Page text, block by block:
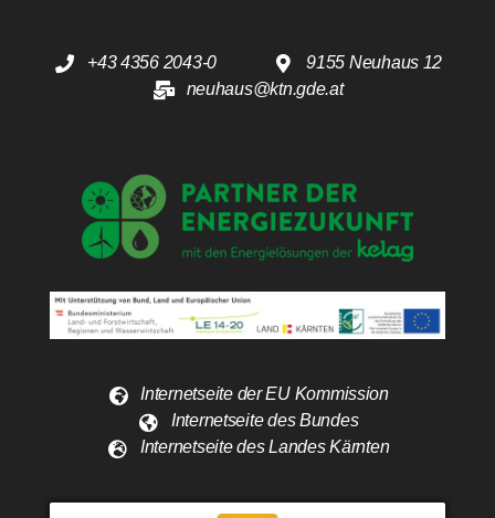
+43 4356 2043-0
9155 Neuhaus 12
neuhaus@ktn.gde.at
Internetseite der EU Kommission
Internetseite des Bundes
Internetseite des Landes Kärnten